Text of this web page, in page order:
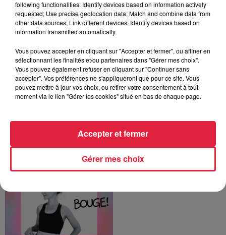
On vous parle de
fondatrice
Bouge !
Le kangoojump, une
discipline sans impact
pour se dépenser !
following functionalities: Identify devices based on information actively
requested; Use precise geolocation data; Match and combine data from
other data sources; Link different devices; Identify devices based on
information transmitted automatically.
Vous pouvez accepter en cliquant sur "Accepter et fermer", ou affiner en
sélectionnant les finalités et/ou partenaires dans "Gérer mes choix".
Vous pouvez également refuser en cliquant sur "Continuer sans
accepter". Vos préférences ne s'appliqueront que pour ce site. Vous
pouvez mettre à jour vos choix, ou retirer votre consentement à tout
moment via le lien "Gérer les cookies" situé en bas de chaque page.
Gérer mes choix
Accepter et fermer